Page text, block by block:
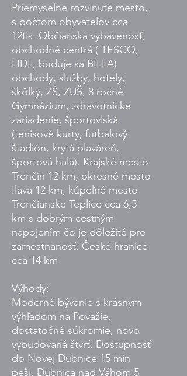
Priemyselne rozvinuté mesto,
s počtom obyvateľov cca
12tis. Občianska vybavenosť,
obchodné centrá ( TESCO,
LIDL, buduje sa BILLA)
obchody, služby, hotely,
škôlky, ZŠ, ZUŠ, 8 ročné
Gymnázium, zdravotnícke
zariadenie, športoviská
(tenisové kurty, futbalový
štadión, krytá plaváreň,
športová hala). Krajské mesto
Trenčín 12 km, okresné mesto
Ilava 12 km, kúpeľné mesto
Trenčianske Teplice cca 6,5
km s dobrým cestným
napojením čo je dôležité pre
zamestnanosť. České hranice
cca 14 km
Výhody:
Moderné bývanie s krásnym
výhľadom na Považie,
dostatočné súkromie, novo
vybudovaná štvrť. Dostupnosť
do Novej Dubnice 15 min
peši, Dubnica nad Váhom 5